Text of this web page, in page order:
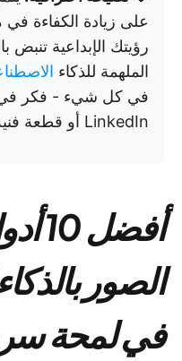
على زيادة الكفاءة
رؤيتك الإبداعية تنبض
الملهمة للذكاء
في كل شيء - فكر
LinkedIn أو قطعة فنية لمنزلك!
أفضل
الصور
في لمحة